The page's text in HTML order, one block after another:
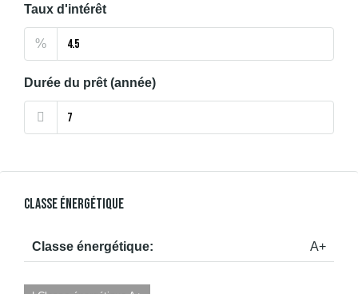
Taux d'intérêt
%
Durée du prêt (année)
Classe Énergétique
Classe énergétique: A+